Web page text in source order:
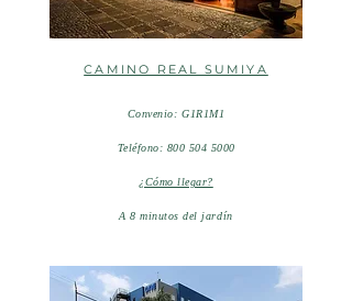
CAMINO REAL SUMIYA
Convenio: G1R1M1
Teléfono: 800 504 5000
¿Cómo llegar?
A 8 minutos deljardín